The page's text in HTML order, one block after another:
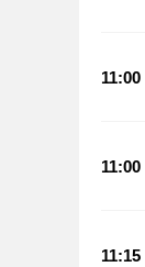
11:00
11:00
11:15